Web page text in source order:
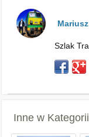
Szlak
Inne w Kategorii